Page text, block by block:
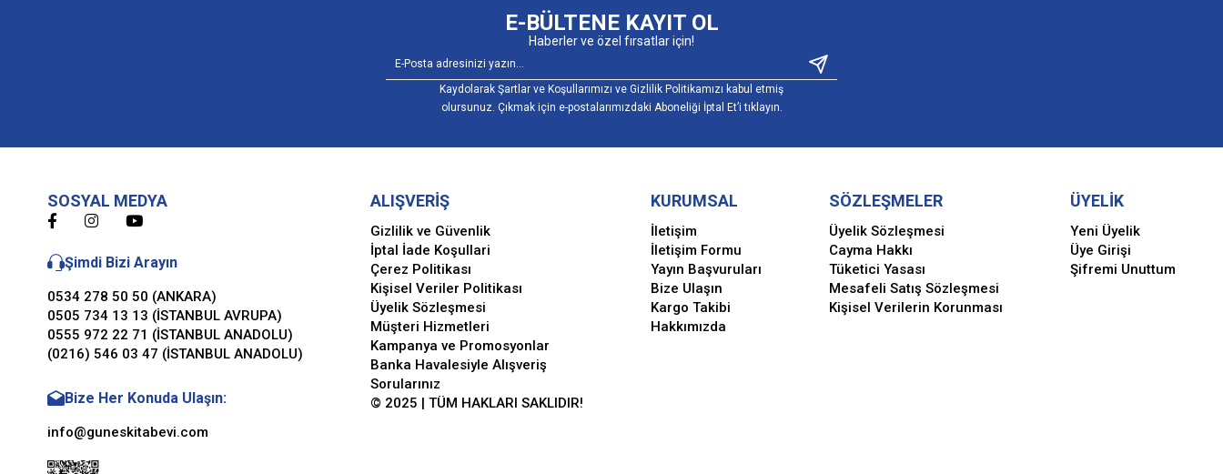
E-BÜLTENE KAYIT OL
Haberler ve özel fırsatlar için!
Kaydolarak Şartlar ve Koşullarımızı ve Gizlilik Politikamızı kabul etmiş
olursunuz. Çıkmak için e-postalarımızdaki Aboneliği İptal Et’i tıklayın.
SOSYAL MEDYA
Şimdi Bizi Arayın
0534 278 50 50 (ANKARA)
0505 734 13 13 (İSTANBUL AVRUPA)
0555 972 22 71 (İSTANBUL ANADOLU)
(0216) 546 03 47 (İSTANBUL ANADOLU)
Bize Her Konuda Ulaşın:
info@guneskitabevi.com
ALIŞVERİŞ
Gizlilik ve Güvenlik
İptal İade Koşullari
Çerez Politikası
Kişisel Veriler Politikası
Üyelik Sözleşmesi
Müşteri Hizmetleri
Kampanya ve Promosyonlar
Banka Havalesiyle Alışveriş
Sorularınız
© 2025 | TÜM HAKLARI SAKLIDIR!
KURUMSAL
İletişim
İletişim Formu
Yayın Başvuruları
Bize Ulaşın
Kargo Takibi
Hakkımızda
SÖZLEŞMELER
Üyelik Sözleşmesi
Cayma Hakkı
Tüketici Yasası
Mesafeli Satış Sözleşmesi
Kişisel Verilerin Korunması
ÜYELİK
Yeni Üyelik
Üye Girişi
Şifremi Unuttum